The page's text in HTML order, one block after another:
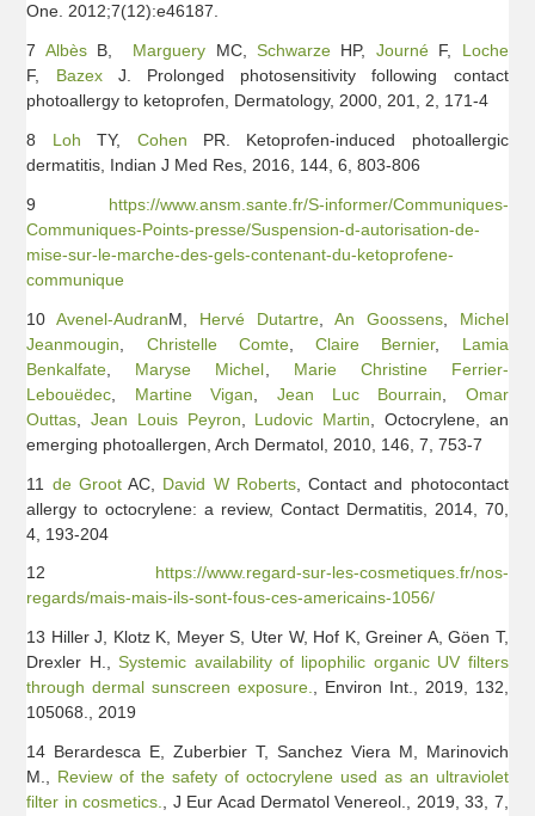
One. 2012;7(12):e46187.
7 AlbèsB, Marguery MC, SchwarzeHP, JournéF, Loche
F, BazexJ. Prolonged photosensitivity following contact
photoallergy to ketoprofen, Dermatology, 2000, 201, 2, 171-4
8 Loh TY, Cohen PR. Ketoprofen-induced photoallergic
dermatitis, Indian J Med Res, 2016, 144, 6, 803-806
9 https://www.ansm.sante.fr/S-informer/Communiques-
Communiques-Points-presse/Suspension-d-autorisation-de-
mise-sur-le-marche-des-gels-contenant-du-ketoprofene-
communique
10Avenel-AudranM, Hervé Dutartre,An Goossens, Michel
Jeanmougin
Christelle Comte,Claire Bernier, Lamia
Benkalfate
Maryse Michel
Marie Christine Ferrier-
Lebouëdec
Martine Vigan Jean Luc Bourrain
Omar
Outtas ,Jean Louis Peyron Ludovic Martin , Octocrylene, an
emerging photoallergen, Arch Dermatol, 2010, 146, 7, 753-7
11 de GrootAC, David W Roberts, Contact and photocontact
allergy to octocrylene: a review, Contact Dermatitis, 2014, 70,
4, 193-204
12 https://www.regard-sur-les-cosmetiques.fr/nos-
regards/mais-mais-ils-sont-fous-ces-americains-1056/
13 Hiller J, Klotz K, Meyer S, Uter W, Hof K, Greiner A, Göen T,
Drexler H.,Systemic availability of lipophilic organic UV filters
through dermal sunscreen exposure., Environ Int., 2019, 132,
105068., 2019
14 Berardesca E, Zuberbier T, Sanchez Viera M, Marinovich
M., Review of the safety of octocrylene used as an ultraviolet
filter in cosmetics., J Eur Acad Dermatol Venereol., 2019, 33, 7,